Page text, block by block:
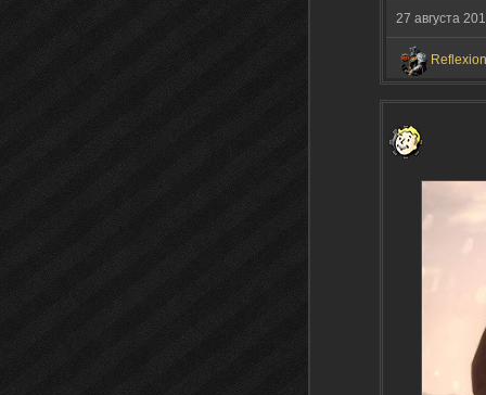
27 августа
Reflexion